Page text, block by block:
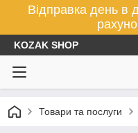
Відправка день
KOZAK SHOP
Товари та послуги